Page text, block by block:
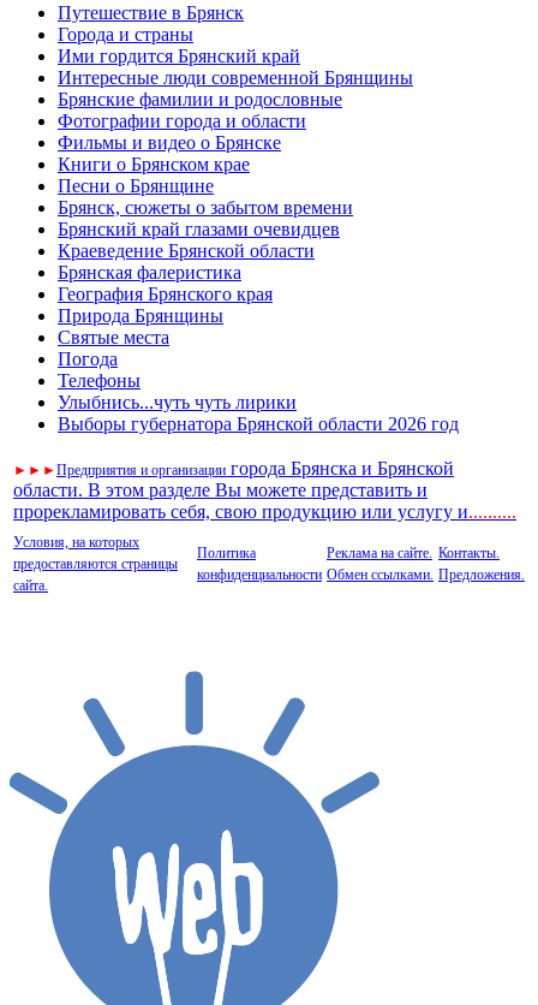
Путешествие в Брянск
Города и страны
Ими гордится Брянский край
Интересные люди современной Брянщины
Брянские фамилии и родословные
Фотографии города и области
Фильмы и видео о Брянске
Книги о Брянском крае
Песни о Брянщине
Брянск, сюжеты о забытом времени
Брянский край глазами очевидцев
Краеведение Брянской области
Брянская фалеристика
География Брянского края
Природа Брянщины
Святые места
Погода
Телефоны
Улыбнись...чуть чуть лирики
Выборы губернатора Брянской области 2026 год
► ► ►Предприятия и организации города Брянска и Брянской
области. В этом разделе Вы можете представить и
прорекламировать себя, свою продукцию или услугу и..........
Условия, на которых
предоставляются страницы
сайта.
Политика
конфиденциальности
Реклама на сайте.
Обмен ссылками.
Контакты.
Предложения.